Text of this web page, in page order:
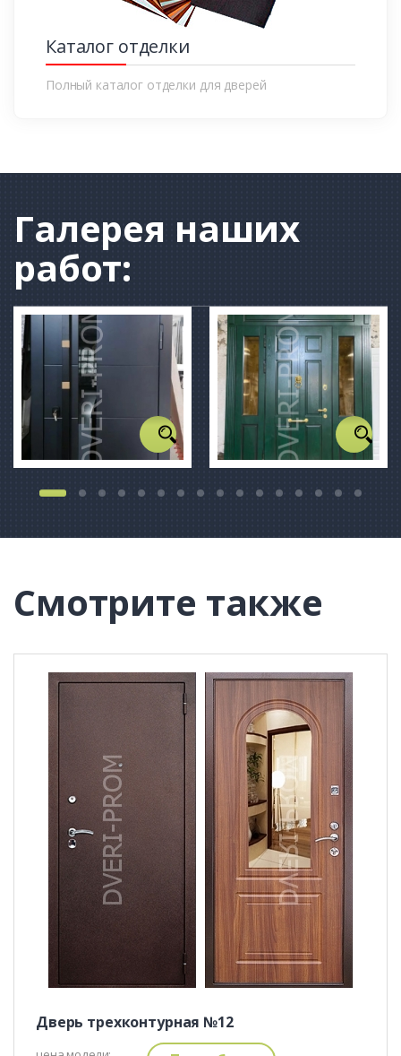
Каталог отделки
Полный каталог отделки для дверей
Галерея наших
работ:
Смотрите также
Дверь трехконтурная №12